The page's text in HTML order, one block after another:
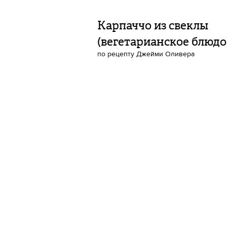
Карпаччо из свеклы
(вегетарианское
по рецепту Джейми Оливера